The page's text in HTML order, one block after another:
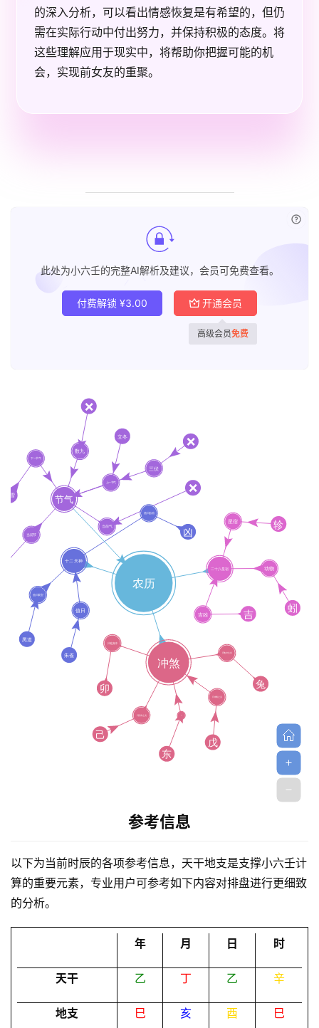
黄
的深入分析，可以看出情感恢复是有希望的，但仍
需在实际行动中付出努力，并保持积极的态度。将
这些理解应用于现实中，将帮助你把握可能的机
会，实现前女友的重聚。
此处为小六壬的完整AI解析及建议，会员可免费查看。
付费解锁 ¥3.00 开通会员
高级会员免费
参考信息
以下为当前时辰的各项参考信息，天干地支是支撑小六壬计
算的重要元素，专业用户可参考如下内容对排盘进行更细致
的分析。
年 月 日 时
天干 乙 丁 乙 辛
地支 巳 亥 酉 巳